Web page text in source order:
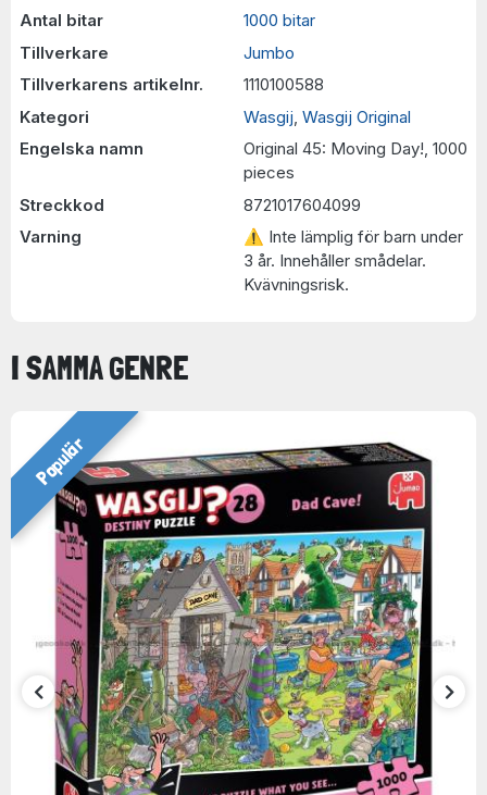
Antal bitar
1000 bitar
Tillverkare
Jumbo
Tillverkarens artikelnr.
1110100588
Kategori
Wasgij Wasgij Original
Engelska namn
Original 45: Moving Day!, 1000
pieces
Streckkod
8721017604099
Varning
⚠ Inte lämplig för barn under
3 år. Innehåller smådelar.
Kvävningsrisk.
I SAMMA GENRE
Populär